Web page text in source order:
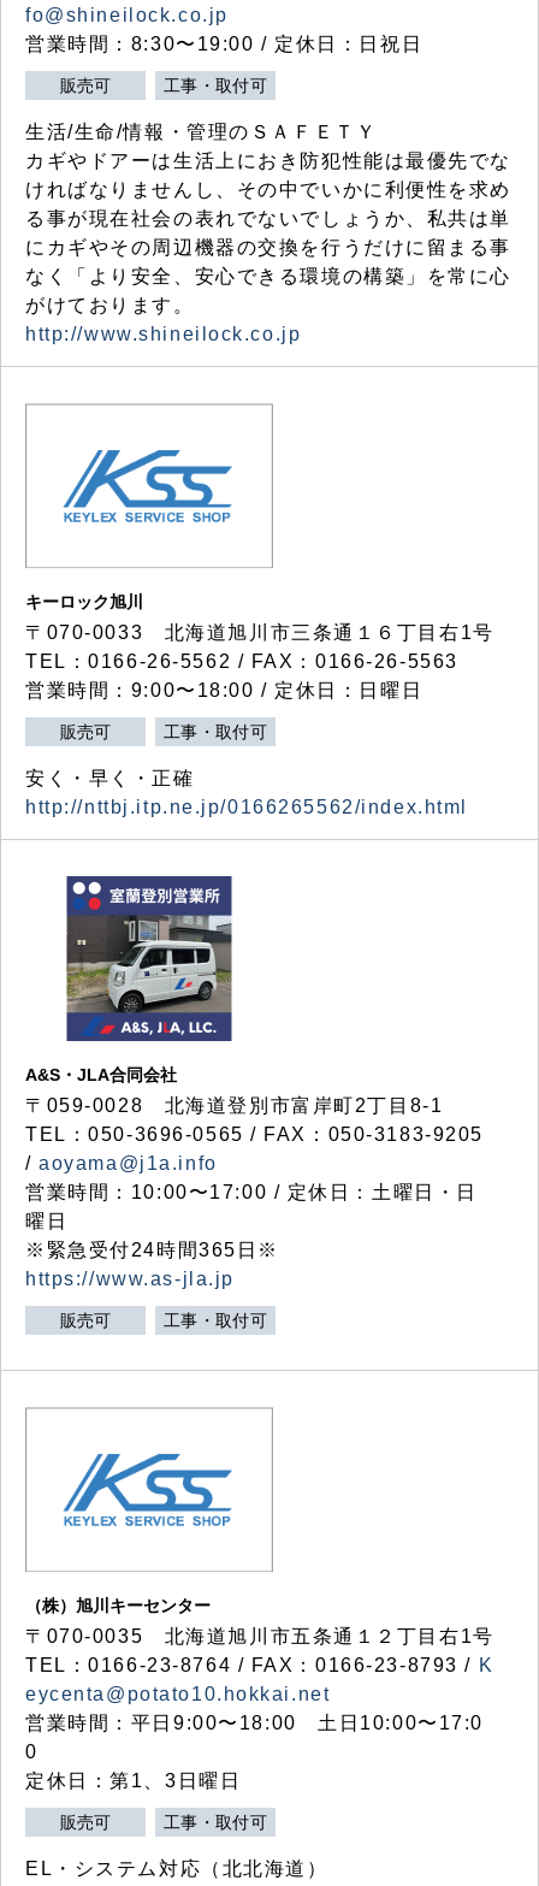
fo@shineilock.co.jp
営業時間：8:30〜19:00 / 定休日：日祝日
販売可 工事・取付可
生活/生命/情報・管理のＳＡＦＥＴＹ
カギやドアーは生活上におき防犯性能は最優先でな
ければなりませんし、その中でいかに利便性を求め
る事が現在社会の表れでないでしょうか、私共は単
にカギやその周辺機器の交換を行うだけに留まる事
なく「より安全、安心できる環境の構築」を常に心
がけております。
http://www.shineilock.co.jp
キーロック旭川
〒070-0033 北海道旭川市三条通１６丁目右1号
TEL：0166-26-5562 / FAX：0166-26-5563
営業時間：9:00〜18:00 / 定休日：日曜日
販売可 工事・取付可
安く・早く・正確
http://nttbj.itp.ne.jp/0166265562/index.html
A&S・JLA合同会社
〒 059-0028 北海道登別市富岸町2丁目 8-1
TEL：050-3696-0565 / FAX：050-3183-9205
/aoyama@j1a.info
営業時間：10:00〜17:00 / 定休日：土曜日・日
曜日
※緊急受付24時間365日※
https://www.as-jla.jp
販売可 工事・取付可
（株）旭川キーセンター
〒070-0035 北海道旭川市五条通１２丁目右1号
TEL：0166-23-8764 / FAX：0166-23-8793 / K
eycenta@potato10.hokkai.net
営業時間：平日9:00〜18:00 土日10:00〜17:0
0
定休日：第1、3日曜日
販売可 工事・取付可
EL・システム対応（北北海道）